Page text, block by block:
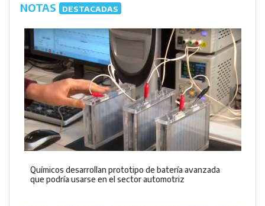
NOTAS DESTACADAS
Químicos desarrollan prototipo de batería avanzada
que podría usarse en el sector automotriz